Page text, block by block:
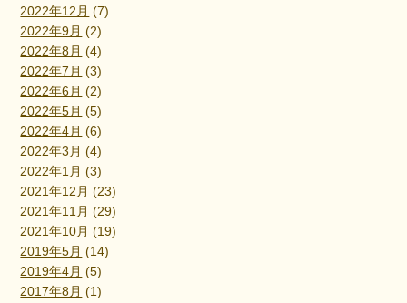
2022年12月 (7)
2022年9月 (2)
2022年8月 (4)
2022年7月 (3)
2022年6月 (2)
2022年5月 (5)
2022年4月 (6)
2022年3月 (4)
2022年1月 (3)
2021年12月 (23)
2021年11月 (29)
2021年10月 (19)
2019年5月 (14)
2019年4月 (5)
2017年8月 (1)